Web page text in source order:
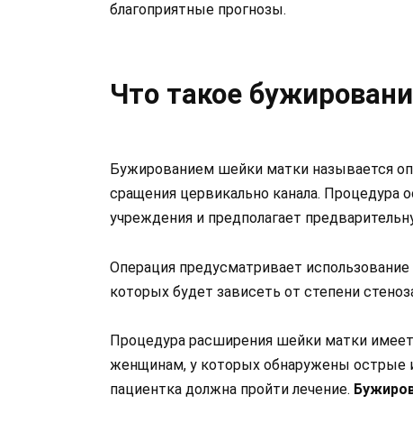
благоприятные прогнозы.
Что такое
Бужированием шейки матки называется
сращения цервикально канала. Процедура
учреждения и предполагает
Операция предусматривает
которых будет зависеть от степени
Процедура расширения шейки матки
женщинам, у которых обнаружены острые
пациентка должна пройти лечение.